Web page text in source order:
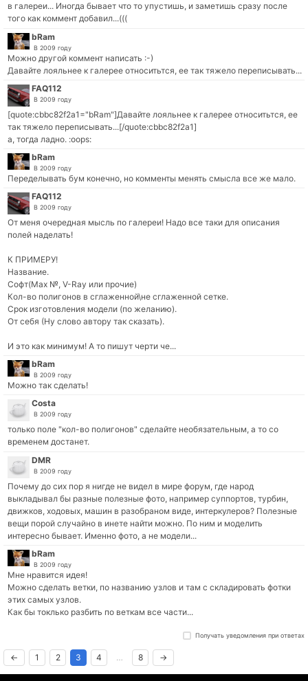
в галереи... Иногда бывает что то упустишь, и заметишь сразу после
того как коммент добавил...(((
bRam
В 2009 году
Можно другой коммент написать :-)
Давайте лояльнее к галерее относитьтся, ее так тяжело переписывать...
FAQ112
В 2009 году
[quote:cbbc82f2a1="bRam"]Давайте лояльнее к галерее относитьтся, ее
так тяжело переписывать...[/quote:cbbc82f2a1]
а, тогда ладно. :oops:
bRam
В 2009 году
Переделывать бум конечно, но комменты менять смысла все же мало.
FAQ112
В 2009 году
От меня очередная мысль по галереи! Надо все таки для описания
полей наделать!
К ПРИМЕРУ!
Название.
Софт(Max №, V-Ray или прочие)
Кол-во полигонов в сглаженной\не сглаженной сетке.
Срок изготовления модели (по желанию).
От себя (Ну слово автору так сказать).
И это как минимум! А то пишут черти че...
bRam
В 2009 году
Можно так сделать!
Costa
В 2009 году
только поле "кол-во полигонов" сделайте необязательным, а то со
временем достанет.
DMR
В 2009 году
Почему до сих пор я нигде не видел в мире форум, где народ
выкладывал бы разные полезные фото, например суппортов, турбин,
движков, ходовых, машин в разобраном виде, интеркулеров? Полезные
вещи порой случайно в инете найти можно. По ним и моделить
интересно бывает. Именно фото, а не модели...
bRam
В 2009 году
Мне нравится идея!
Можно сделать ветки, по названию узлов и там с складировать фотки
этих самых узлов.
Как бы токлько разбить по веткам все части...
← 1 2 3 4 … 8 →